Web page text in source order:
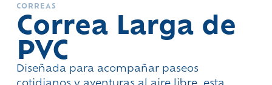
CORREAS
Correa Larga de
PVC
Diseñada para acompañar paseos
cotidianos y aventuras al aire libre, esta